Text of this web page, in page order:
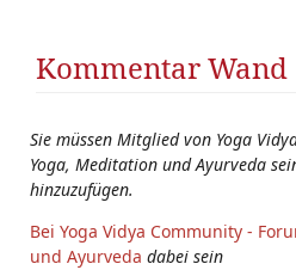
Kommentar Wand
Sie müssen Mitglied von Yoga
Yoga, Meditation und Ayurveda
hinzuzufügen.
Bei Yoga Vidya Community -
und Ayurveda dabei sein